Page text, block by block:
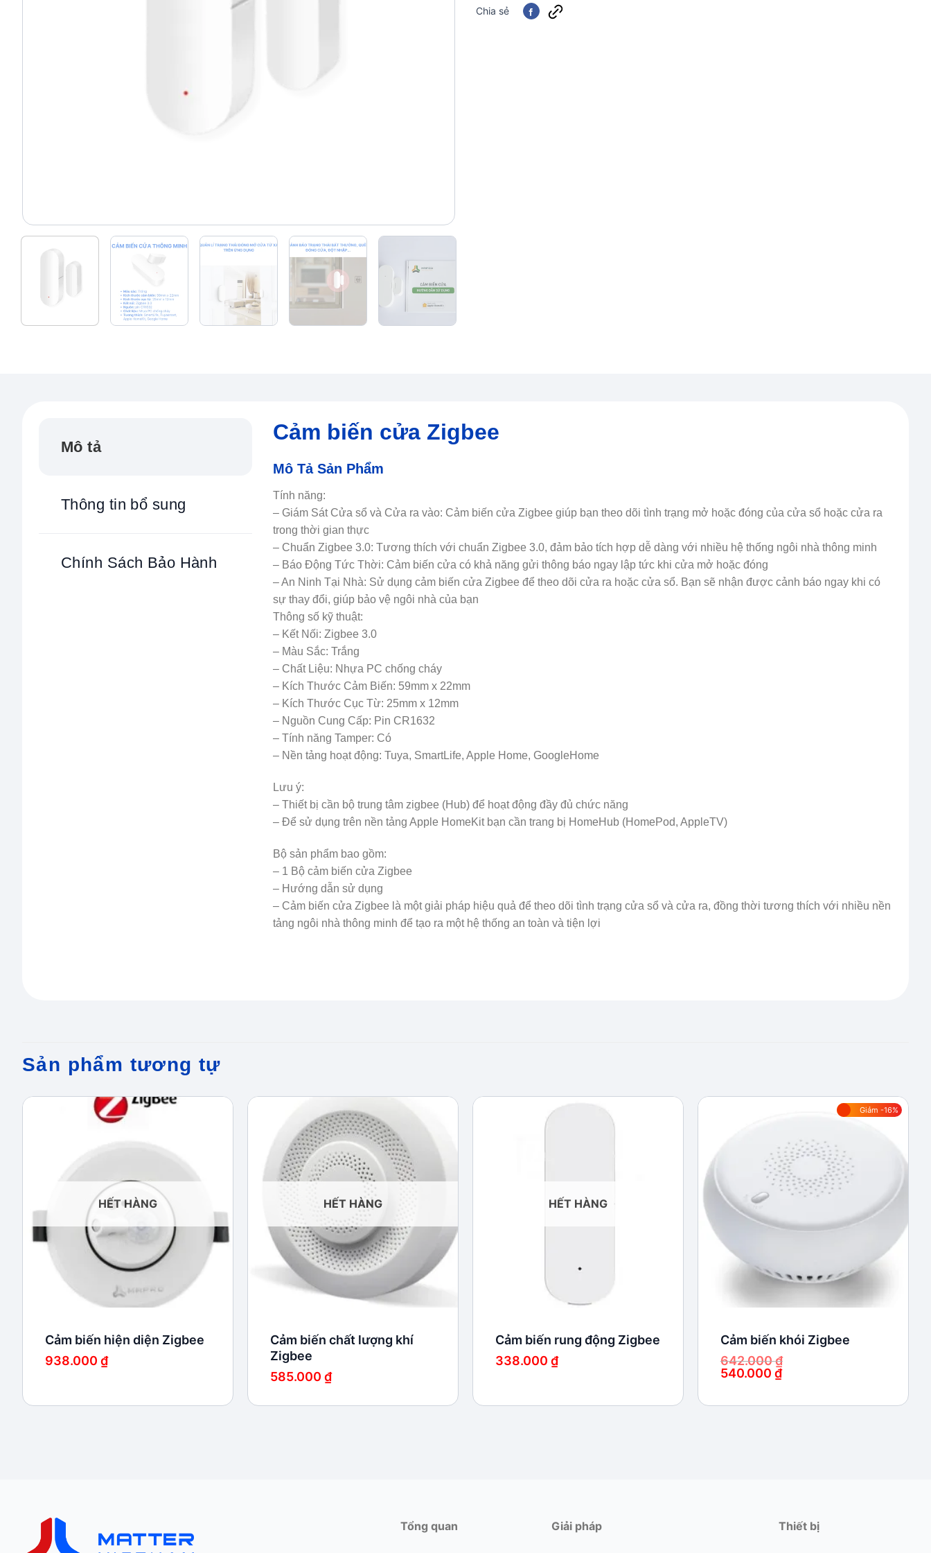
Chia sẻ
Mô tả
Thông tin bổ sung
Chính Sách Bảo Hành
Cảm biến cửa Zigbee
Mô Tả Sản Phẩm
Tính năng:
– Giám Sát Cửa sổ và Cửa ra vào: Cảm biến cửa Zigbee giúp bạn theo dõi tình trạng mở hoặc đóng của cửa sổ hoặc cửa ra
trong thời gian thực
– Chuẩn Zigbee 3.0: Tương thích với chuẩn Zigbee 3.0, đảm bảo tích hợp dễ dàng với nhiều hệ thống ngôi nhà thông minh
– Báo Động Tức Thời: Cảm biến cửa có khả năng gửi thông báo ngay lập tức khi cửa mở hoặc đóng
– An Ninh Tại Nhà: Sử dụng cảm biến cửa Zigbee để theo dõi cửa ra hoặc cửa sổ. Bạn sẽ nhận được cảnh báo ngay khi có
sự thay đổi, giúp bảo vệ ngôi nhà của bạn
Thông số kỹ thuật:
– Kết Nối: Zigbee 3.0
– Màu Sắc: Trắng
– Chất Liệu: Nhựa PC chống cháy
– Kích Thước Cảm Biến: 59mm x 22mm
– Kích Thước Cục Từ: 25mm x 12mm
– Nguồn Cung Cấp: Pin CR1632
– Tính năng Tamper: Có
– Nền tảng hoạt động: Tuya, SmartLife, Apple Home, GoogleHome
Lưu ý:
– Thiết bị cần bộ trung tâm zigbee (Hub) để hoạt động đầy đủ chức năng
– Để sử dụng trên nền tảng Apple HomeKit bạn cần trang bị HomeHub (HomePod, AppleTV)
Bộ sản phẩm bao gồm:
– 1 Bộ cảm biến cửa Zigbee
– Hướng dẫn sử dụng
– Cảm biến cửa Zigbee là một giải pháp hiệu quả để theo dõi tình trạng cửa sổ và cửa ra, đồng thời tương thích với nhiều nền
tảng ngôi nhà thông minh để tạo ra một hệ thống an toàn và tiện lợi
Sản phẩm tương tự
HẾT HÀNG
Cảm biến hiện diện Zigbee
938.000 ₫
Add to
HẾT HÀNG
Cảm biến chất lượng khí
Zigbee
585.000 ₫
HẾT HÀNG
Cảm biến rung động Zigbee
338.000 ₫
Giảm -16%
Cảm biến khói Zigbee
642.000₫
540.000 ₫
Tổng quan Giải pháp Thiết bị